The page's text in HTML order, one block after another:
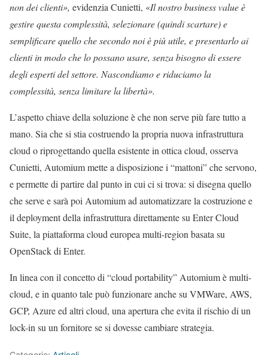
non dei clienti», evidenzia Cunietti, «Il nostro business value è
gestire questa complessità, selezionare (quindi scartare) e
semplificare quello che secondo noi è più utile, e presentarlo ai
clienti in modo che lo possano usare, senza bisogno di essere
degli esperti del settore. Nascondiamo e riduciamo la
complessità, senza limitare la libertà».
L’aspetto chiave della soluzione è che non serve più fare tutto a
mano. Sia che si stia costruendo la propria nuova infrastruttura
cloud o riprogettando quella esistente in ottica cloud, osserva
Cunietti, Automium mette a disposizione i “mattoni” che servono,
e permette di partire dal punto in cui ci si trova: si disegna quello
che serve e sarà poi Automium ad automatizzare la costruzione e
il deployment della infrastruttura direttamente su Enter Cloud
Suite, la piattaforma cloud europea multi-region basata su
OpenStack di Enter.
In linea con il concetto di “cloud portability” Automium è multi-
cloud, e in quanto tale può funzionare anche su VMWare, AWS,
GCP, Azure ed altri cloud, una apertura che evita il rischio di un
lock-in su un fornitore se si dovesse cambiare strategia.